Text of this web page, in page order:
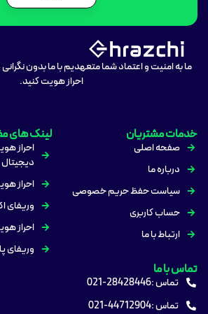
ما به امنیت و اعتماد شما متعهدیم با ما بدون
احراز هویت کنید.
خدمات مشتریان
صفحه اصلی
درباره ما
سیاست حفظ حریم خصوصی
حساب کاربری
ارتباط با ما
لینک های
احراز
دیجیتال
احراز
وریفای
احراز
وریفای
تماس با ما
تماس :28428446-021
تماس :44712904-021